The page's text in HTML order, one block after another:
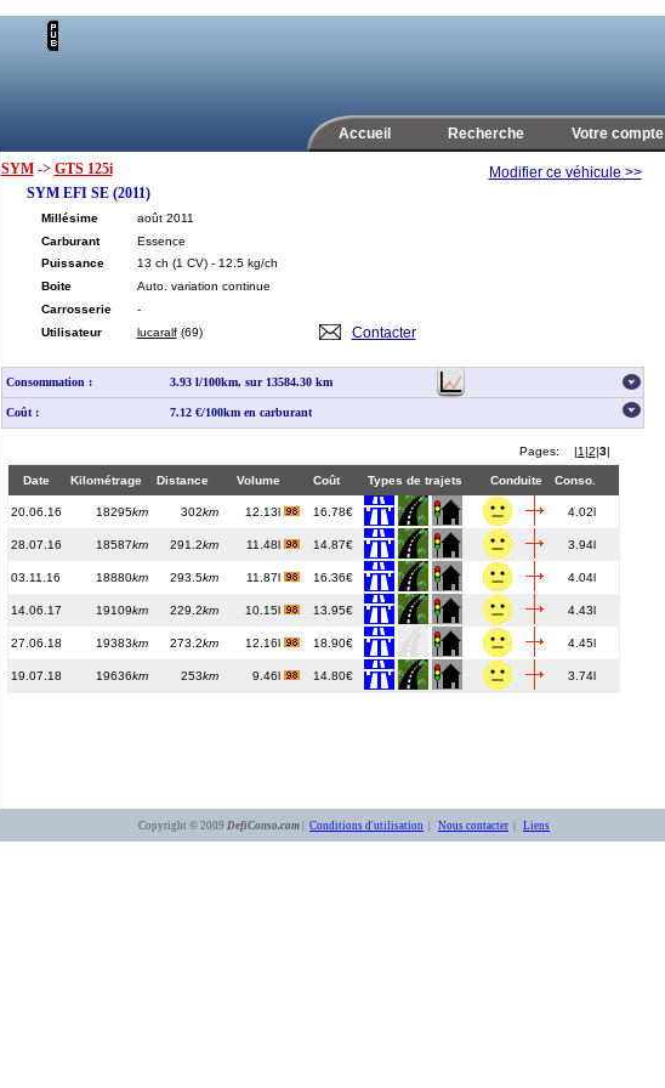
Accueil Recherche Votre compte
SYM-> GTS 125i
Modifier ce véhicule >>
SYM EFI SE (2011)
Millésime
août 2011
Carburant
Essence
Puissance
13 ch (1 CV) - 12.5 kg/ch
Boite
Auto. variation continue
Carrosserie
-
Utilisateur
lucaralf (69) Contacter
Consommation : 3.93 l/100km, sur 13584.30 km
Coût : 7.12 €/100km en carburant
Pages: |1|2|3|
Date Kilométrage Distance Volume Coût Types de trajets Conduite Conso.
20.06.16 18295km 302km 12.13l 16.78€ 4.02l
28.07.16 18587km 291.2km 11.48l 14.87€ 3.94l
03.11.16 18880km 293.5km 11.87l 16.36€ 4.04l
14.06.17 19109km 229.2km 10.15l 13.95€ 4.43l
27.06.18 19383km 273.2km 12.16l 18.90€ 4.45l
19.07.18 19636km 253km 9.46l 14.80€ 3.74l
Copyright © 2009 DefiConso.com Conditions d'utilisation Nous contacter Liens